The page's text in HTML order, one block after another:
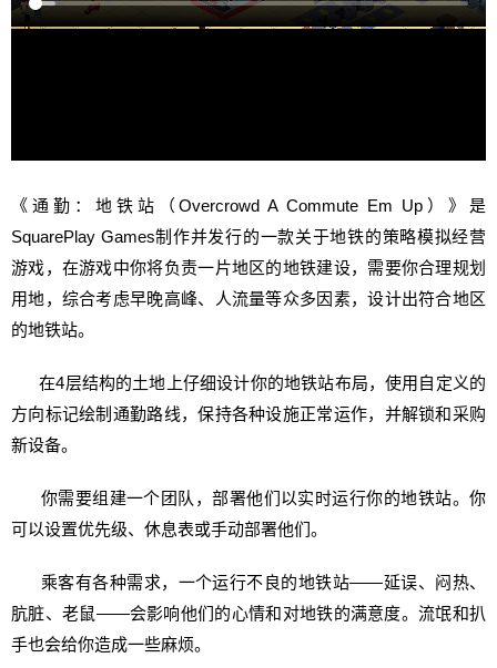
《通勤：地铁站（Overcrowd A Commute Em Up）》是
SquarePlay Games制作并发行的一款关于地铁的策略模拟经营
游戏，在游戏中你将负责一片地区的地铁建设，需要你合理规划
用地，综合考虑早晚高峰、人流量等众多因素，设计出符合地区
的地铁站。
在4层结构的土地上仔细设计你的地铁站布局，使用自定义的
方向标记绘制通勤路线，保持各种设施正常运作，并解锁和采购
新设备。
你需要组建一个团队，部署他们以实时运行你的地铁站。你
可以设置优先级、休息表或手动部署他们。
乘客有各种需求，一个运行不良的地铁站——延误、闷热、
肮脏、老鼠——会影响他们的心情和对地铁的满意度。流氓和扒
手也会给你造成一些麻烦。